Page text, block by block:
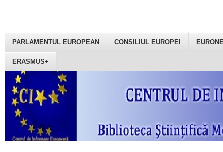
PARLAMENTUL EUROPEAN CONSILIUL EUROPEI
ERASMUS+